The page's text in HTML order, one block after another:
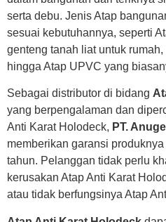
serta debu. Jenis Atap
sesuai kebutuhannya, seperti
genteng tanah liat untuk
hingga Atap UPVC yang
Sebagai distributor di bidang
yang berpengalaman dan
Anti Karat Holodeck, PT.
memberikan garansi
tahun. Pelanggan tidak perlu
kerusakan Atap Anti Karat
atau tidak berfungsinya Atap